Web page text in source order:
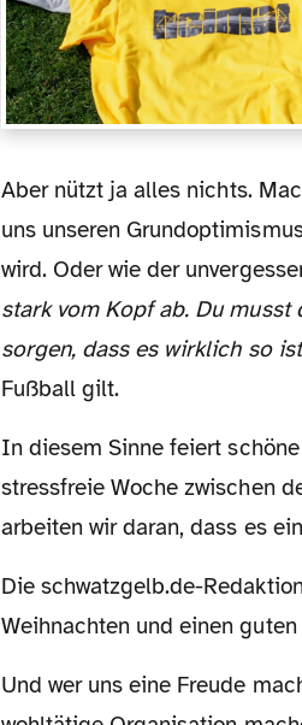
Aber nützt ja alles nichts. Machen wir den Deckel drauf auf das alte Jahr und behalten
uns unseren
wird. Oder wie der
stark vom Kopf ab. Du
sorgen, dass es wirklich so
Fußball gilt.
In diesem Sinne feiert schöne und friedliche Weihnachten, genießt die entspannte und
stressfreie Woche zwischen
arbeiten wir daran, dass es
Die schwatzgelb.de-Redaktion wünscht allen Borussinnen und Borussen fröhliche
Weihnachten und einen guten
Und wer uns eine Freude machen möchte, darf das gerne in Form einer Spende an eine